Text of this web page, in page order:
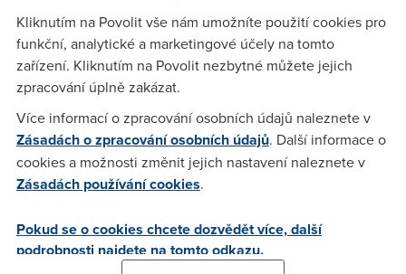
X&Y(29.1.2006 22:07:33)
Z PC translátoru vypdlo tohle :-))) Samozřejmě mnie ne
rozumiecie, ale v imieniu wszystkich moich znajomych
ktorzy denně odwiedzaja ta strana několik rána, pozdrawiam
kolektiv dsl.cz i gratuluje pomyslu . Asi zaczne se učit
czeskiego:)
vzhledem k tomu ze sem se v 80 letech pri koukani na PL tv
naucil celkem polsky tak to prelozim Urcite me nebudete
Kliknutím na Povolit vše nám umožníte použití cookies pro
funkční, analytické a marketingové účely na tomto
zařízení. Kliknutím na Povolit nezbytné můžete jejich
zpracování úplně zakázat.
Více informací o zpracování osobních údajů naleznete v
Zásadách o zpracování osobních údajů. Další informace o
cookies a možnosti změnit jejich nastavení naleznete v
Zásadách používání cookies.
Pokud se o cookies chcete dozvědět více, další
podrobnosti najdete na tomto odkazu.